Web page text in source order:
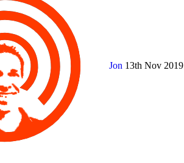
Jon 13th Nov 2019